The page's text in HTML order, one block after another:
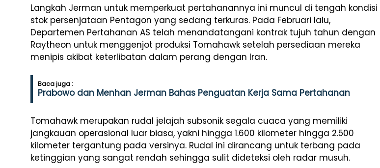
Langkah Jerman untuk memperkuat pertahanannya ini muncul di tengah kondisi
stok persenjataan Pentagon yang sedang terkuras. Pada Februari lalu,
Departemen Pertahanan AS telah menandatangani kontrak tujuh tahun dengan
Raytheon untuk menggenjot produksi Tomahawk setelah persediaan mereka
menipis akibat keterlibatan dalam perang dengan Iran.
Baca juga :
Prabowo dan Menhan Jerman Bahas Penguatan Kerja Sama Pertahanan
Tomahawk merupakan rudal jelajah subsonik segala cuaca yang memiliki
jangkauan operasional luar biasa, yakni hingga 1.600 kilometer hingga 2.500
kilometer tergantung pada versinya. Rudal ini dirancang untuk terbang pada
ketinggian yang sangat rendah sehingga sulit dideteksi oleh radar musuh.